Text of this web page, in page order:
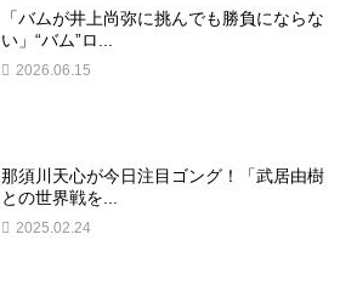
「バムが井上尚弥に挑んでも勝負にならな
い」“バム”ロ...
2026.06.15
那須川天心が今日注目ゴング！「武居由樹
との世界戦を...
2025.02.24